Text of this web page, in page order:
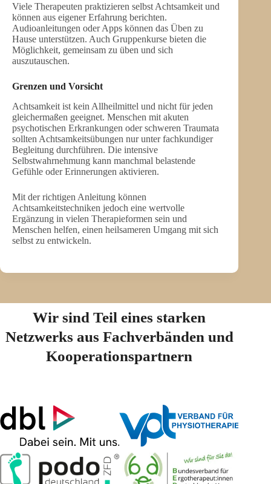
Viele Therapeuten praktizieren selbst Achtsamkeit und
können aus eigener Erfahrung berichten.
Audioanleitungen oder Apps können das Üben zu
Hause unterstützen. Auch Gruppenkurse bieten die
Möglichkeit, gemeinsam zu üben und sich
auszutauschen.
Grenzen und Vorsicht
Achtsamkeit ist kein Allheilmittel und nicht für jeden
gleichermaßen geeignet. Menschen mit akuten
psychotischen Erkrankungen oder schweren Traumata
sollten Achtsamkeitsübungen nur unter fachkundiger
Begleitung durchführen. Die intensive
Selbstwahrnehmung kann manchmal belastende
Gefühle oder Erinnerungen aktivieren.
Mit der richtigen Anleitung können
Achtsamkeitstechniken jedoch eine wertvolle
Ergänzung in vielen Therapieformen sein und
Menschen helfen, einen heilsameren Umgang mit sich
selbst zu entwickeln.
Wir sind Teil eines starken
Netzwerks aus Fachverbänden und
Kooperationspartnern